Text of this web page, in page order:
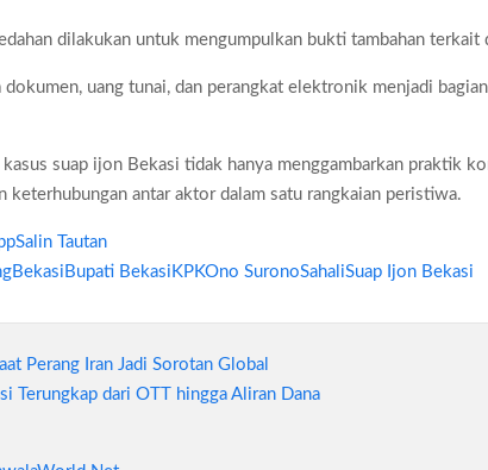
dilakukan untuk mengumpulkan bukti tambahan terkait
dokumen, uang tunai, dan perangkat elektronik menjadi
kasus suap ijon Bekasi tidak hanya menggambarkan praktik
keterhubungan antar aktor dalam satu rangkaian peristiwa.
Salin Tautan
Bekasi Bupati Bekasi KPKOno SuronoSahaliSuap Ijon Bekasi
Perang Iran Jadi Sorotan Global
Terungkap dari OTT hingga Aliran Dana